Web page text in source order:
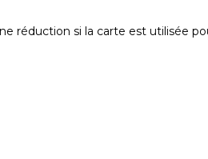
réduction si la carte est utilisée